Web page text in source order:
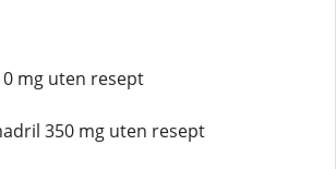
mg uten resept
350 mg uten resept